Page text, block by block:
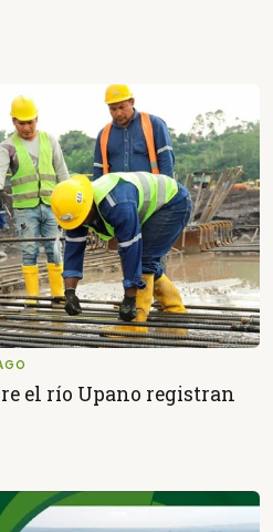
el río Upano registran